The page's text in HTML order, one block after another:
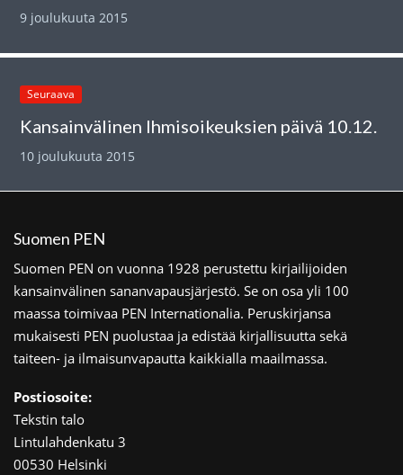
9 joulukuuta 2015
Seuraava
Kansainvälinen Ihmisoikeuksien päivä 10.12.
10 joulukuuta 2015
Suomen PEN
Suomen PEN on vuonna 1928 perustettu kirjailijoiden
kansainvälinen sananvapausjärjestö. Se on osa yli 100
maassa toimivaa PEN Internationalia. Peruskirjansa
mukaisesti PEN puolustaa ja edistää kirjallisuutta sekä
taiteen- ja ilmaisunvapautta kaikkialla maailmassa.
Postiosoite:
Tekstin talo
Lintulahdenkatu 3
00530 Helsinki